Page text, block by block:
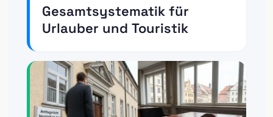
Gesamtsystematik für
Urlauber und Touristik